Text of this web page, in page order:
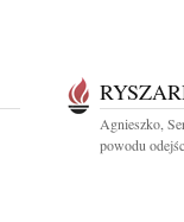
Agnieszko,
powodu